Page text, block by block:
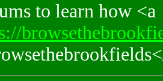
to learn how <a